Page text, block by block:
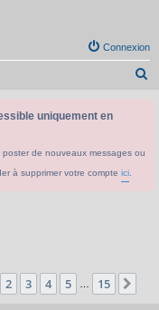
Connexion
uniquement en
de nouveaux messages ou
à supprimer votre compte ici
1sur15
2 3 4 5 15